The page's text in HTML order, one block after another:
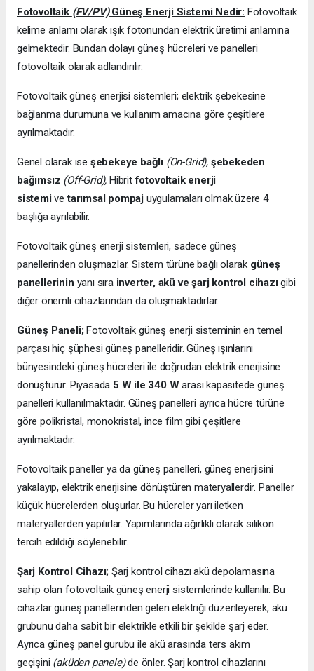
Fotovoltaik (FV/PV)Güneş Enerji Sistemi Nedir: Fotovoltaik
kelime anlamı olarak ışık fotonundan elektrik üretimi anlamına
gelmektedir. Bundan dolayı güneş hücreleri ve panelleri
fotovoltaik olarak adlandırılır.
Fotovoltaik güneş enerjisi sistemleri; elektrik şebekesine
bağlanma durumuna ve kullanım amacına göre çeşitlere
ayrılmaktadır.
Genel olarak ise şebekeye bağlı (On-Grid), şebekeden
bağımsız (Off-Grid), Hibritfotovoltaik enerji
sistemivetarımsal pompaj uygulamaları olmak üzere 4
başlığa ayrılabilir.
Fotovoltaik güneş enerji sistemleri, sadece güneş
panellerinden oluşmazlar. Sistem türüne bağlı olarak güneş
panellerinin yanı sıra inverter, akü ve şarj kontrol cihazıgibi
diğer önemli cihazlarından da oluşmaktadırlar.
Güneş Paneli;Fotovoltaik güneş enerji sisteminin en temel
parçası hiç şüphesi güneş panelleridir. Güneş ışınlarını
bünyesindeki güneş hücreleri ile doğrudan elektrik enerjisine
dönüştürür. Piyasada 5 W ile 340 Warası kapasitede güneş
panelleri kullanılmaktadır. Güneş panelleri ayrıca hücre türüne
göre polikristal, monokristal, ince film gibi çeşitlere
ayrılmaktadır.
Fotovoltaik paneller ya da güneş panelleri, güneş enerjisini
yakalayıp, elektrik enerjisine dönüştüren materyallerdir. Paneller
küçük hücrelerden oluşurlar. Bu hücreler yarı iletken
materyallerden yapılırlar. Yapımlarında ağırlıklı olarak silikon
tercih edildiği söylenebilir.
Şarj Kontrol Cihazı; Şarj kontrol cihazı akü depolamasına
sahip olan fotovoltaik güneş enerji sistemlerinde kullanılır. Bu
cihazlar güneş panellerinden gelen elektriği düzenleyerek, akü
grubunu daha sabit bir elektrikle etkili bir şekilde şarj eder.
Ayrıca güneş panel gurubu ile akü arasında ters akım
geçişini (aküden panele)de önler. Şarj kontrol cihazlarını